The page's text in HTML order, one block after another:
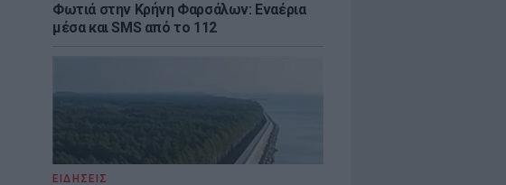
Φωτιά στην Κρήνη Φαρσάλων: Εναέρια
μέσα και SMS από το 112
ΕΙΔΗΣΕΙΣ